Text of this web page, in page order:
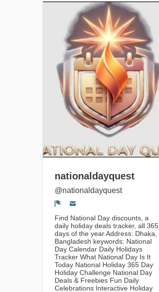
nationaldayquest
@nationaldayquest
Segnala un problema
Find National Day discounts, a
daily holiday deals tracker, all 365
days of the year Address: Dhaka,
Bangladesh keywords: National
Day Calendar Daily Holidays
Tracker What National Day Is It
Today National Holiday 365 Day
Holiday Challenge National Day
Deals & Freebies Fun Daily
Celebrations Interactive Holiday